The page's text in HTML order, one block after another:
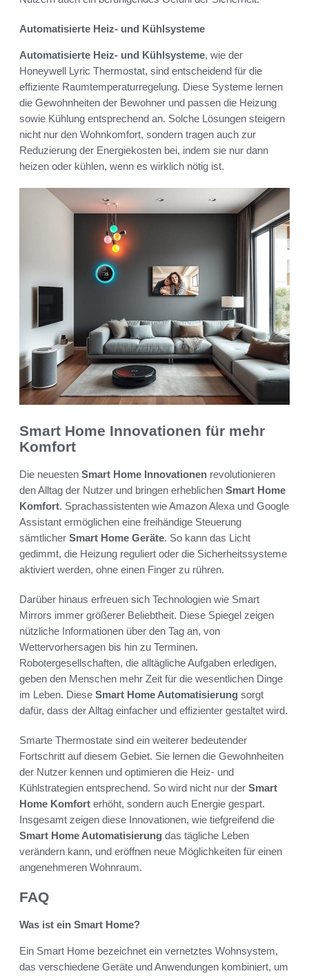
Automatisierte Heiz- und Kühlsysteme
Automatisierte Heiz- und Kühlsysteme, wie der
Honeywell Lyric Thermostat, sind entscheidend für die
effiziente Raumtemperaturregelung. Diese Systeme lernen
die Gewohnheiten der Bewohner und passen die Heizung
sowie Kühlung entsprechend an. Solche Lösungen steigern
nicht nur den Wohnkomfort, sondern tragen auch zur
Reduzierung der Energiekosten bei, indem sie nur dann
heizen oder kühlen, wenn es wirklich nötig ist.
Smart Home Innovationen für mehr
Komfort
Die neuesten Smart Home Innovationen revolutionieren
den Alltag der Nutzer und bringen erheblichen Smart Home
Komfort. Sprachassistenten wie Amazon Alexa und Google
Assistant ermöglichen eine freihändige Steuerung
sämtlicher Smart Home Geräte. So kann das Licht
gedimmt, die Heizung reguliert oder die Sicherheitssysteme
aktiviert werden, ohne einen Finger zu rühren.
Darüber hinaus erfreuen sich Technologien wie Smart
Mirrors immer größerer Beliebtheit. Diese Spiegel zeigen
nützliche Informationen über den Tag an, von
Wettervorhersagen bis hin zu Terminen.
Robotergesellschaften, die alltägliche Aufgaben erledigen,
geben den Menschen mehr Zeit für die wesentlichen Dinge
im Leben. Diese Smart Home Automatisierung sorgt
dafür, dass der Alltag einfacher und effizienter gestaltet wird.
Smarte Thermostate sind ein weiterer bedeutender
Fortschritt auf diesem Gebiet. Sie lernen die Gewohnheiten
der Nutzer kennen und optimieren die Heiz- und
Kühlstrategien entsprechend. So wird nicht nur der Smart
Home Komfort erhöht, sondern auch Energie gespart.
Insgesamt zeigen diese Innovationen, wie tiefgreifend die
Smart Home Automatisierung das tägliche Leben
verändern kann, und eröffnen neue Möglichkeiten für einen
angenehmeren Wohnraum.
FAQ
Was ist ein Smart Home?
Ein Smart Home bezeichnet ein vernetztes Wohnsystem,
das verschiedene Geräte und Anwendungen kombiniert, um